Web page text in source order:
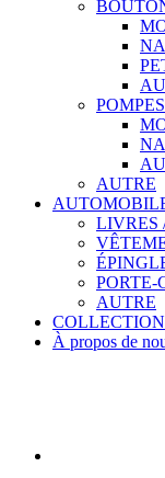
AUTRE
LIVRES
PORTE-
AUTRE
COLLECTION
À propos de